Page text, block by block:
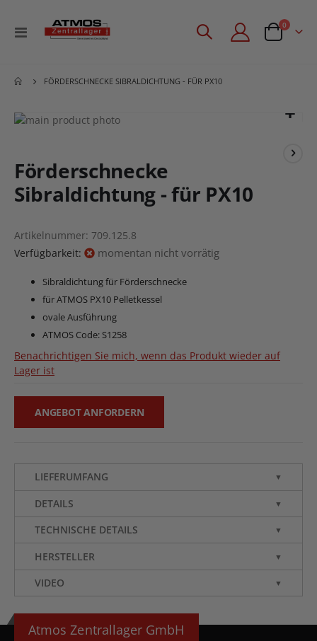
Navigation
0 Artikel
FÖRDERSCHNECKE SIBRALDICHTUNG - FÜR PX10
Zum
Bildgalerie
springen
der
Bildgalerie
springen
Förderschnecke
Sibraldichtung - für PX10
Artikelnummer 709.125.8
Verfügbarkeit:
momentan nicht vorrätig
Sibraldichtung für Förderschnecke
für ATMOS PX10 Pelletkessel
ovale Ausführung
ATMOS Code: S1258
Benachrichtigen Sie mich, wenn das Produkt wieder auf
Lager ist
ANGEBOT ANFORDERN
LIEFERUMFANG ▼
DETAILS ▼
TECHNISCHE DETAILS ▼
HERSTELLER ▼
VIDEO ▼
Atmos Zentrallager GmbH